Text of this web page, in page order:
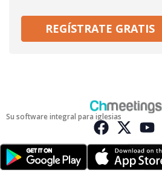
REGÍSTRATE GRATIS
Su software integral para iglesias